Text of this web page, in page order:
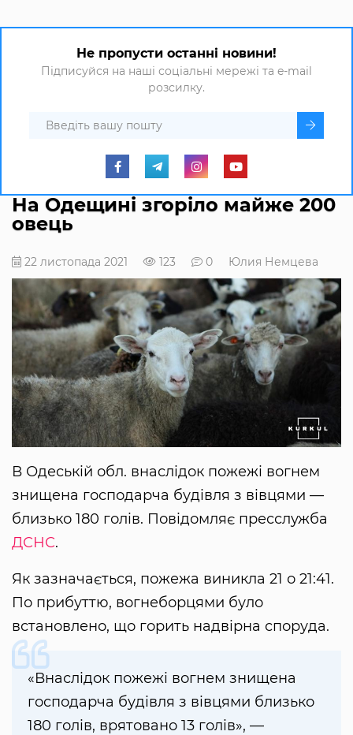
Не пропусти останні новини!
Підписуйся на наші соціальні мережі та e-mail
розсилку.
На Одещині згоріло майже 200
овець
22 листопада 2021 123 0 Юлия Немцева
В Одеській обл. внаслідок пожежі вогнем
знищена господарча будівля з вівцями —
близько 180 голів. Повідомляє пресслужба
ДСНС.
Як зазначається, пожежа виникла 21 о 21:41.
По прибуттю, вогнеборцями було
встановлено, що горить надвірна споруда.
«Внаслідок пожежі вогнем знищена
господарча будівля з вівцями близько
180 голів, врятовано 13 голів», —